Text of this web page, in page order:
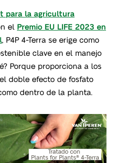
para la agricultura
el Premio EU LIFE 2023 en
, P4P 4-Terra se erige como
clave en el manejo
Porque proporciona a los
doble efecto de fosfato
dentro de la planta.